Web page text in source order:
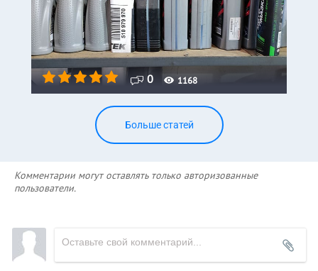
0 1168
Больше статей
Комментарии могут оставлять только авторизованные
пользователи.